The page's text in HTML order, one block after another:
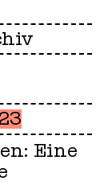
Eine